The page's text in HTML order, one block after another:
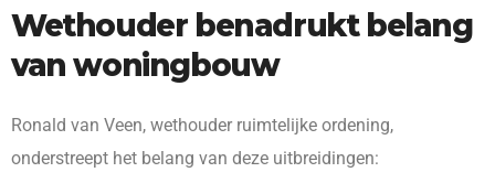
Wethouder benadrukt belang
van woningbouw
Ronald van Veen, wethouder ruimtelijke ordening,
onderstreept het belang van deze uitbreidingen: